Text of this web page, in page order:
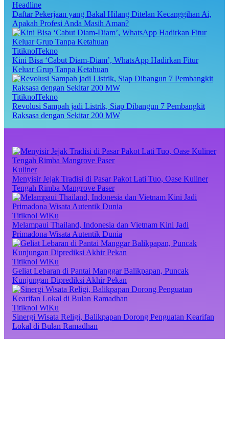
Headline
Daftar Pekerjaan yang Bakal Hilang Ditelan Kecanggihan Ai,
Apakah Profesi Anda Masih Aman?
TitiknolTekno
Kini Bisa ‘Cabut Diam-Diam’, WhatsApp Hadirkan Fitur
Keluar Grup Tanpa Ketahuan
TitiknolTekno
Revolusi Sampah jadi Listrik, Siap Dibangun 7 Pembangkit
Raksasa dengan Sekitar 200 MW
Kuliner
Menyisir Jejak Tradisi di Pasar Pakot Lati Tuo, Oase Kuliner
Tengah Rimba Mangrove Paser
Titiknol WiKu
Melampaui Thailand, Indonesia dan Vietnam Kini Jadi
Primadona Wisata Autentik Dunia
Titiknol WiKu
Geliat Lebaran di Pantai Manggar Balikpapan, Puncak
Kunjungan Diprediksi Akhir Pekan
Titiknol WiKu
Sinergi Wisata Religi, Balikpapan Dorong Penguatan Kearifan
Lokal di Bulan Ramadhan